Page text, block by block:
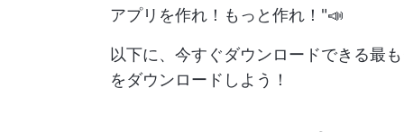
アプリを作れ！もっと作れ！"📣
以下に、今すぐダウンロードできる最
をダウンロードしよう！